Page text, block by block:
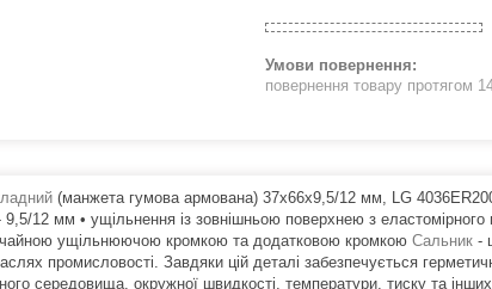
повернення товару протягом
(манжета гумова армована) 37x66x9,5/12 мм, LG
9,5/12 мм • ущільнення із зовнішньою поверхнею з
ущільнюючою кромкою та додатковою кромкою Сальник -
промисловості. Завдяки цій деталі забезпечується
середовища, окружної швидкості, температури, тиску та